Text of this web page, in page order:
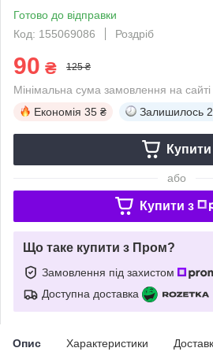
Готово до відправки
Код: 155069086
Роздріб
90 ₴ 125 ₴
Мінімальна сума замовлення на
Економія 35 ₴ Залишилось
Купити
або
Купити з
Що таке купити з Пром?
Замовлення під захистом
Доступна доставка
Опис Характеристики